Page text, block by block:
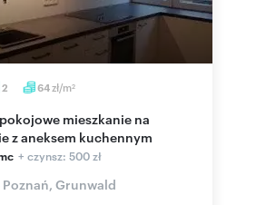
2 64zł/m2
z aneksem kuchennym
+ czynsz: 500 zł
Grunwald